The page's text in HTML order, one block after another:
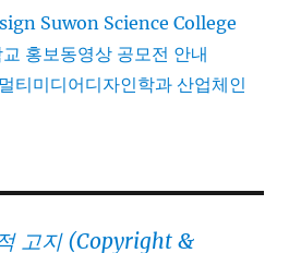
Suwon Science College
홍보동영상 공모전 안내
멀티미디어디자인학과 산업체인
고지 (Copyright &